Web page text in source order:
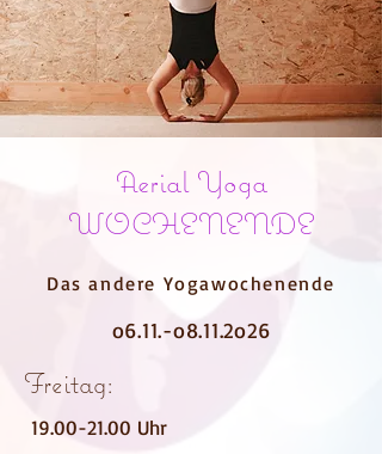
Aerial Yoga
WOCHENENDE
Das andere Yogawochenende
o6.11.-o8.11.2o26
Freitag:
19.00-21.00 Uhr